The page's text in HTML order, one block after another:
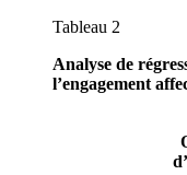
Tableau 2
Analyse de
l’engagement